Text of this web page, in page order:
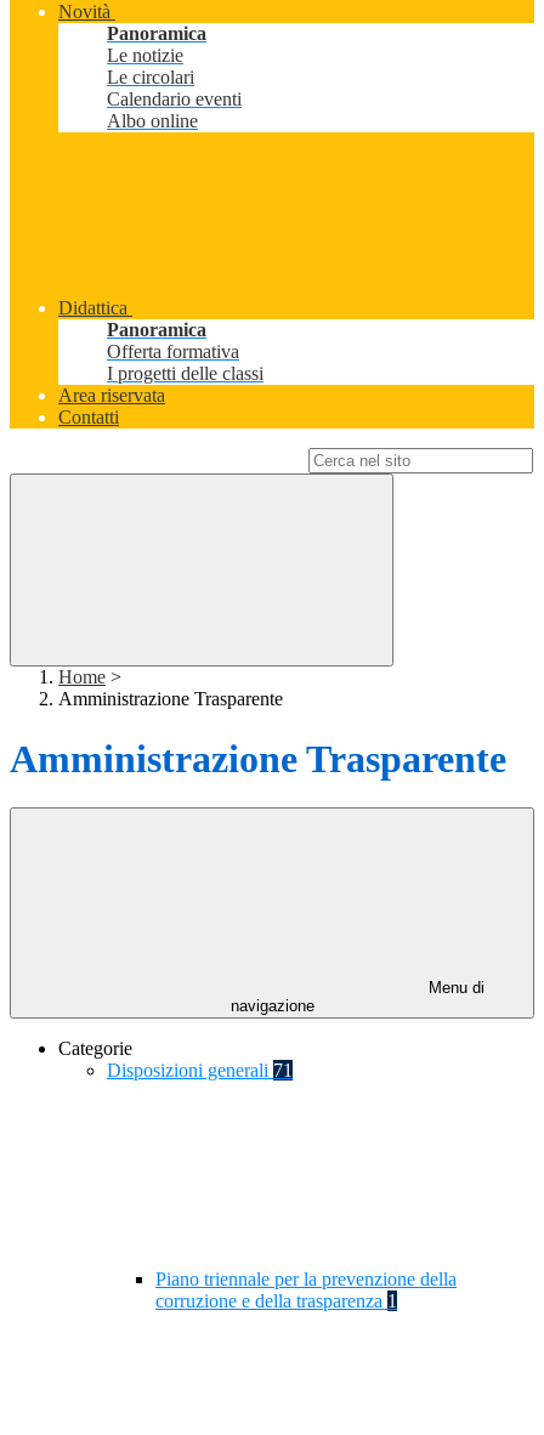
Novità
Panoramica
Le notizie
Le circolari
Calendario eventi
Albo online
Didattica
Panoramica
Offerta formativa
I progetti delle classi
Area riservata
Contatti
Home >
Amministrazione Trasparente
Amministrazione Trasparente
Menu di
navigazione
Categorie
Disposizioni generali 71
Piano triennale per la prevenzione della
corruzione e della trasparenza 1